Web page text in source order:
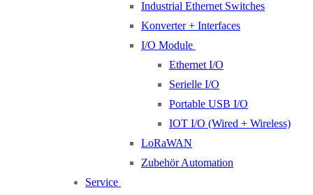
Industrial Ethernet Switches
Konverter + Interfaces
I/O Module
Ethernet I/O
Serielle I/O
Portable USB I/O
IOT I/O (Wired + Wireless)
LoRaWAN
Zubehör Automation
Service